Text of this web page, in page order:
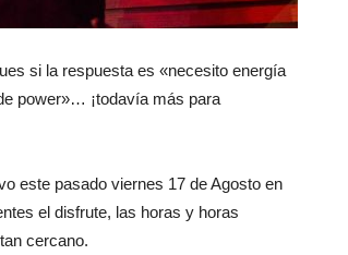
si la respuesta es «necesito energía
power»… ¡todavía más para
este pasado viernes 17 de Agosto en
el disfrute, las horas y horas
cercano.